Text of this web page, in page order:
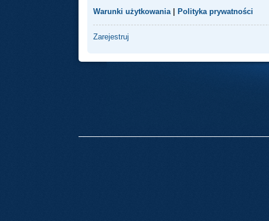
Warunki użytkowania Polityka prywatności
Zarejestruj